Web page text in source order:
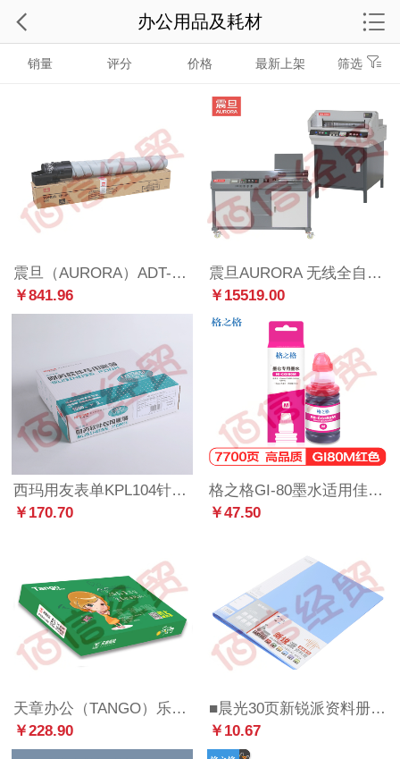
销量 评分 价格 最新上架 筛选
震旦（AURORA）ADT-369K 黑色碳粉 (适用ADC309机型)约28000页
￥841.96
震旦AURORA 无线全自动柜式胶装机A4标书文件书籍图文热熔胶粒装订机胶订机AM50S-A4胶装+AC450VS+切纸机
￥15519.00
西玛用友表单KPL104针式数外发票版记账凭证 241*139.7--KPL104 1000份/包 2包/箱 （整箱售）
￥170.70
格之格GI-80墨水适用佳能GM2080墨盒 G5080 G6080打印机耗材 80墨水红色
￥47.50
天章办公（TANGO）乐活天章 复印纸 70gA3 500张/包 4包/箱 LZ
￥228.90
■晨光30页新锐派资料册蓝ADM95096
￥10.67
办公用品及耗材